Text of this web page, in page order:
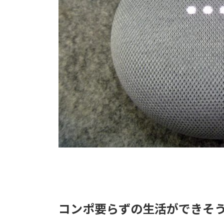
コンポ要らずの生活ができそ